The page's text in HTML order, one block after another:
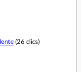
(26 clics)